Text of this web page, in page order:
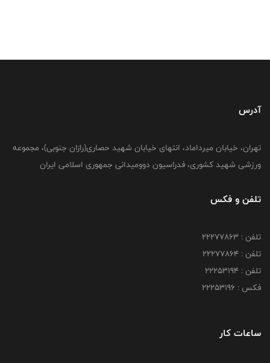
آدرس
تهران، خیابان میرداماد، انتهای خیابان شهید حصاری(رازان جنوبی)، مجموعه
ورزشی شهید کشوری، فدراسیون دوومیدانی جمهوری اسلامی ایران
تلفن و فکس
تلفن : 22277863
تلفن : 22277864
تلفن : 22253194
فکس : 22253196
ساعات کار